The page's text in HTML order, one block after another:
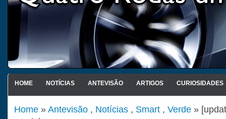
HOME NOTÍCIAS ANTEVISÃO ARTIGOS CURIOSIDADES
Home »Antevisão , Notícias , Smart , Verde »